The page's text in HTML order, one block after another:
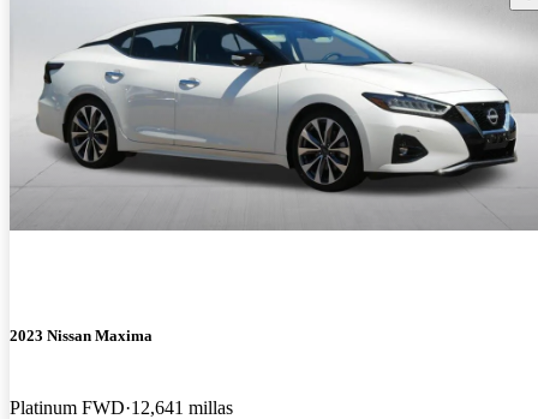
2023 Nissan Maxima
Platinum FWD 12,641 millas